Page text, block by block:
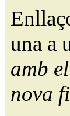
una a
amb
nova